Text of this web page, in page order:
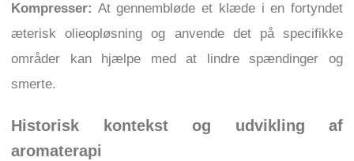
Kompresser: At gennembløde et klæde i en fortyndet
æterisk olieopløsning og anvende det på specifikke
områder kan hjælpe med at lindre spændinger og
smerte.
Historisk kontekst og udvikling af
aromaterapi